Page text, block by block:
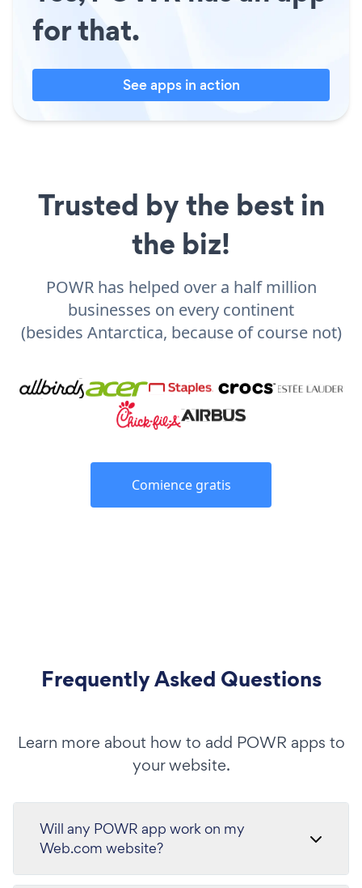
for that.
See apps in action
Trusted by the best in
the biz!
POWR has helped over a half million
businesses on every continent
(besides Antarctica, because of course not)
Comience gratis
Frequently Asked Questions
Learn more about how to add POWR apps to
your website.
Will any POWR app work on my
Web.com website?